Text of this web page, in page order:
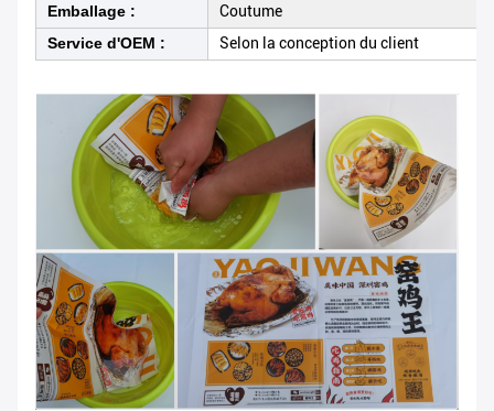
Emballage :
Coutume
Service d'OEM :
Selon la conception du client